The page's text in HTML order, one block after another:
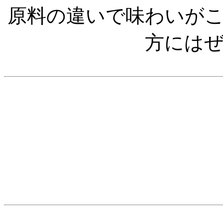
原料の違いで味わいが
方には